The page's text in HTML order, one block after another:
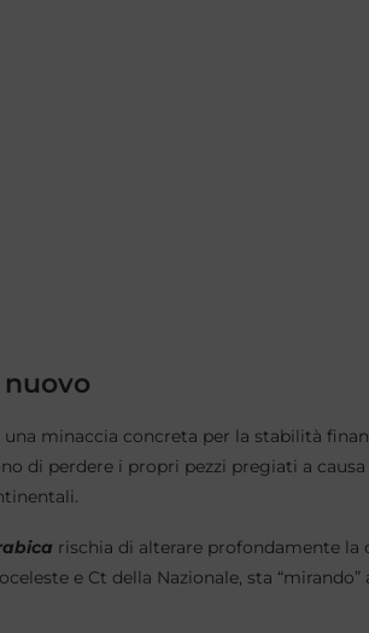
una minaccia concreta per la stabilità
di perdere i propri pezzi pregiati a
rischia di alterare profondamente
e Ct della Nazionale, sta